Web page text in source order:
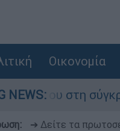
Οικονομία
NEWS:
σύγκρουση
➔ Δείτε τα